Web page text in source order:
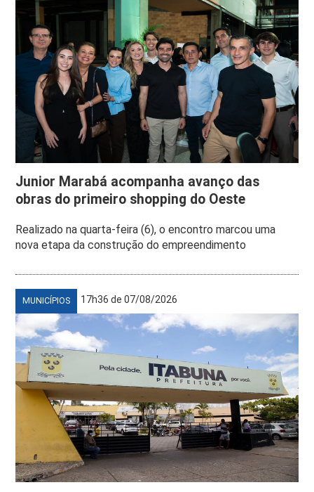
Junior Marabá acompanha avanço das
obras do primeiro shopping do Oeste
Realizado na quarta-feira (6), o encontro marcou uma
nova etapa da construção do empreendimento
MUNICÍPIOS 17h36 de 07/08/2026